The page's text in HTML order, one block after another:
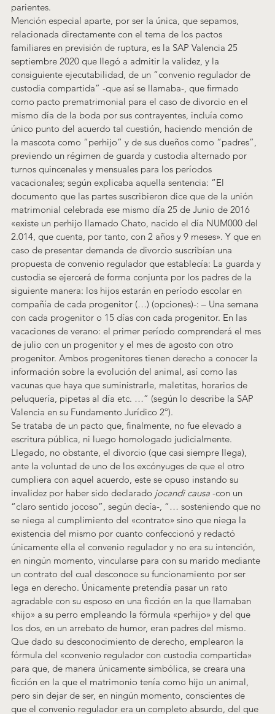
parientes.
Mención especial aparte, por ser la única, que sepamos,
relacionada directamente con el tema de los pactos
familiares en previsión de ruptura, es la SAP Valencia 25
septiembre 2020 que llegó a admitir la validez, y la
consiguiente ejecutabilidad, de un “convenio regulador de
custodia compartida” -que así se llamaba-, que firmado
como pacto prematrimonial para el caso de divorcio en el
mismo día de la boda por sus contrayentes, incluía como
único punto del acuerdo tal cuestión, haciendo mención de
la mascota como “perhijo” y de sus dueños como “padres”,
previendo un régimen de guarda y custodia alternado por
turnos quincenales y mensuales para los períodos
vacacionales; según explicaba aquella sentencia: “El
documento que las partes suscribieron dice que de la unión
matrimonial celebrada ese mismo día 25 de Junio de 2016
«existe un perhijo llamado Chato, nacido el día NUM000 del
2.014, que cuenta, por tanto, con 2 años y 9 meses». Y que en
caso de presentar demanda de divorcio suscribían una
propuesta de convenio regulador que establecía: La guarda y
custodia se ejercerá de forma conjunta por los padres de la
siguiente manera: los hijos estarán en período escolar en
compañía de cada progenitor (…) (opciones)-: – Una semana
con cada progenitor o 15 días con cada progenitor. En las
vacaciones de verano: el primer período comprenderá el mes
de julio con un progenitor y el mes de agosto con otro
progenitor. Ambos progenitores tienen derecho a conocer la
información sobre la evolución del animal, así como las
vacunas que haya que suministrarle, maletitas, horarios de
peluquería, pipetas al día etc. …” (según lo describe la SAP
Valencia en su Fundamento Jurídico 2º).
Se trataba de un pacto que, finalmente, no fue elevado a
escritura pública, ni luego homologado judicialmente.
Llegado, no obstante, el divorcio (que casi siempre llega),
ante la voluntad de uno de los excónyuges de que el otro
cumpliera con aquel acuerdo, este se opuso instando su
invalidez por haber sido declarado jocandi causa -con un
“claro sentido jocoso”, según decía-, “… sosteniendo que no
se niega al cumplimiento del «contrato» sino que niega la
existencia del mismo por cuanto confeccionó y redactó
únicamente ella el convenio regulador y no era su intención,
en ningún momento, vincularse para con su marido mediante
un contrato del cual desconoce su funcionamiento por ser
lega en derecho. Únicamente pretendía pasar un rato
agradable con su esposo en una ficción en la que llamaban
«hijo» a su perro empleando la fórmula «perhijo» y del que
los dos, en un arrebato de humor, eran padres del mismo.
Que dado su desconocimiento de derecho, emplearon la
fórmula del «convenio regulador con custodia compartida»
para que, de manera únicamente simbólica, se creara una
ficción en la que el matrimonio tenía como hijo un animal,
pero sin dejar de ser, en ningún momento, conscientes de
que el convenio regulador era un completo absurdo, del que